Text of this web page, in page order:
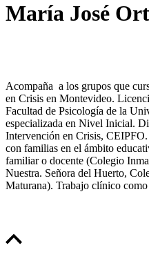
María José
Acompaña a los grupos que
en Crisis en Montevideo.
Facultad de Psicología de la
especializada en Nivel Inicial.
Intervención en Crisis,
con familias en el ámbito
familiar o docente (Colegio
Nuestra. Señora del Huerto,
Maturana). Trabajo clínico como